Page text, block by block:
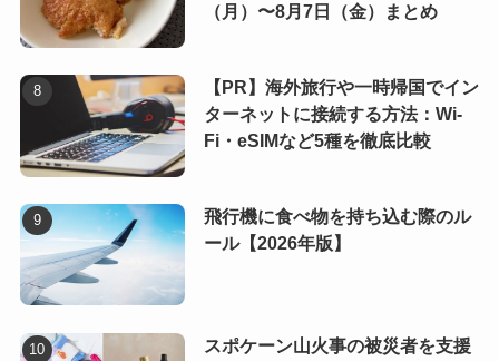
（月）〜8月7日（金）まとめ
【PR】海外旅行や一時帰国でイン
ターネットに接続する方法：Wi-
Fi・eSIMなど5種を徹底比較
飛行機に食べ物を持ち込む際のル
ール【2026年版】
スポケーン山火事の被災者を支援